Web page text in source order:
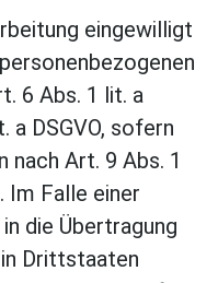
eingewilligt
6 Abs. 1 lit. a
a DSGVO, sofern
nach Art. 9 Abs. 1
Im Falle einer
die Übertragung
Drittstaaten